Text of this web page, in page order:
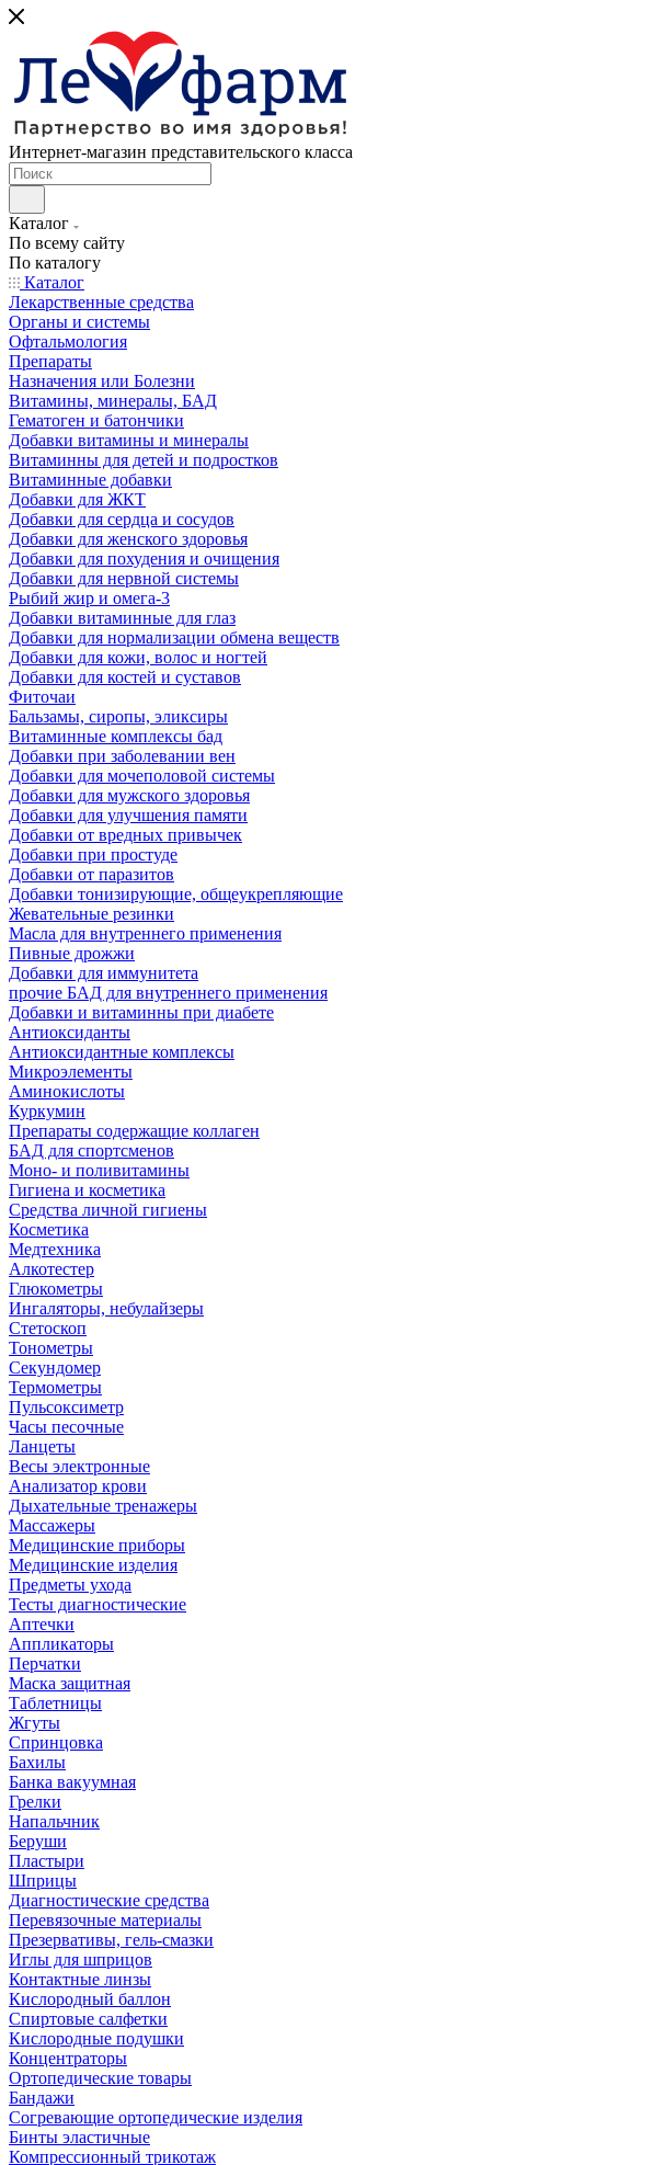
Интернет-магазин представительского класса
Каталог
По всему сайту
По каталогу
Каталог
Лекарственные средства
Органы и системы
Офтальмология
Препараты
Назначения или Болезни
Витамины, минералы, БАД
Гематоген и батончики
Добавки витамины и минералы
Витаминны для детей и подростков
Витаминные добавки
Добавки для ЖКТ
Добавки для сердца и сосудов
Добавки для женского здоровья
Добавки для похудения и очищения
Добавки для нервной системы
Рыбий жир и омега-3
Добавки витаминные для глаз
Добавки для нормализации обмена веществ
Добавки для кожи, волос и ногтей
Добавки для костей и суставов
Фиточаи
Бальзамы, сиропы, эликсиры
Витаминные комплексы бад
Добавки при заболевании вен
Добавки для мочеполовой системы
Добавки для мужского здоровья
Добавки для улучшения памяти
Добавки от вредных привычек
Добавки при простуде
Добавки от паразитов
Добавки тонизирующие, общеукрепляющие
Жевательные резинки
Масла для внутреннего применения
Пивные дрожжи
Добавки для иммунитета
прочие БАД для внутреннего применения
Добавки и витаминны при диабете
Антиоксиданты
Антиоксидантные комплексы
Микроэлементы
Аминокислоты
Куркумин
Препараты содержащие коллаген
БАД для спортсменов
Моно- и поливитамины
Гигиена и косметика
Средства личной гигиены
Косметика
Медтехника
Алкотестер
Глюкометры
Ингаляторы, небулайзеры
Стетоскоп
Тонометры
Секундомер
Термометры
Пульсоксиметр
Часы песочные
Ланцеты
Весы электронные
Анализатор крови
Дыхательные тренажеры
Массажеры
Медицинские приборы
Медицинские изделия
Предметы ухода
Тесты диагностические
Аптечки
Аппликаторы
Перчатки
Маска защитная
Таблетницы
Жгуты
Спринцовка
Бахилы
Банка вакуумная
Грелки
Напальчник
Беруши
Пластыри
Шприцы
Диагностические средства
Перевязочные материалы
Презервативы, гель-смазки
Иглы для шприцов
Контактные линзы
Кислородный баллон
Спиртовые салфетки
Кислородные подушки
Концентраторы
Ортопедические товары
Бандажи
Согревающие ортопедические изделия
Бинты эластичные
Компрессионный трикотаж